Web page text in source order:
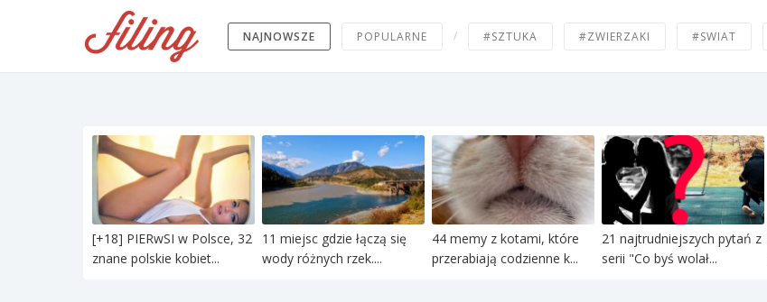
NAJNOWSZE POPULARNE / #SZTUKA #ZWIERZAKI #SWIAT
[+18] PIERwSI w Polsce, 32
znane polskie kobiet...
11 miejsc gdzie łączą się
wody różnych rzek....
44 memy z kotami, które
przerabiają codzienne k...
21 najtrudniejszych pytań z
serii "Co byś wolał...